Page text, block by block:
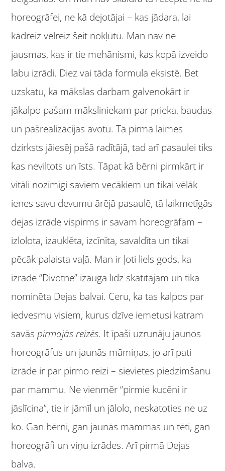
horeogrāfei, ne kā dejotājai – kas jādara, lai
kādreiz vēlreiz šeit nokļūtu. Man nav ne
jausmas, kas ir tie mehānismi, kas kopā izveido
labu izrādi. Diez vai tāda formula eksistē. Bet
uzskatu, ka mākslas darbam galvenokārt ir
jākalpo pašam māksliniekam par prieka, baudas
un pašrealizācijas avotu. Tā pirmā laimes
dzirksts jāiesēj pašā radītājā, tad arī pasaulei tiks
kas neviltots un īsts. Tāpat kā bērni pirmkārt ir
vitāli nozīmīgi saviem vecākiem un tikai vēlāk
ienes savu devumu ārējā pasaulē, tā laikmetīgās
dejas izrāde vispirms ir savam horeogrāfam –
izlolota, izauklēta, izcīnīta, savaldīta un tikai
pēcāk palaista vaļā. Man ir ļoti liels gods, ka
izrāde “Divotne” izauga līdz skatītājam un tika
nominēta Dejas balvai. Ceru, ka tas kalpos par
iedvesmu visiem, kurus dzīve iemetusi katram
savāspirmajās reizēs. It īpaši uzrunāju jaunos
horeogrāfus un jaunās māmiņas, jo arī pati
izrāde ir par pirmo reizi – sievietes piedzimšanu
par mammu. Ne vienmēr “pirmie kucēni ir
jāslīcina”, tie ir jāmīl un jālolo, neskatoties ne uz
ko. Gan bērni, gan jaunās mammas un tēti, gan
horeogrāfi un viņu izrādes. Arī pirmā Dejas
balva.